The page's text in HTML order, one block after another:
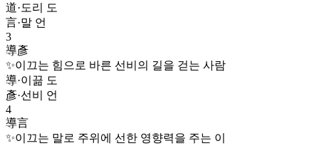
道·도리 도
言·말 언
3
導彥
✨이끄는 힘으로 바른 선비의 길을 걷는 사람
導·이끎 도
彥·선비 언
4
導言
✨이끄는 말로 주위에 선한 영향력을 주는 이